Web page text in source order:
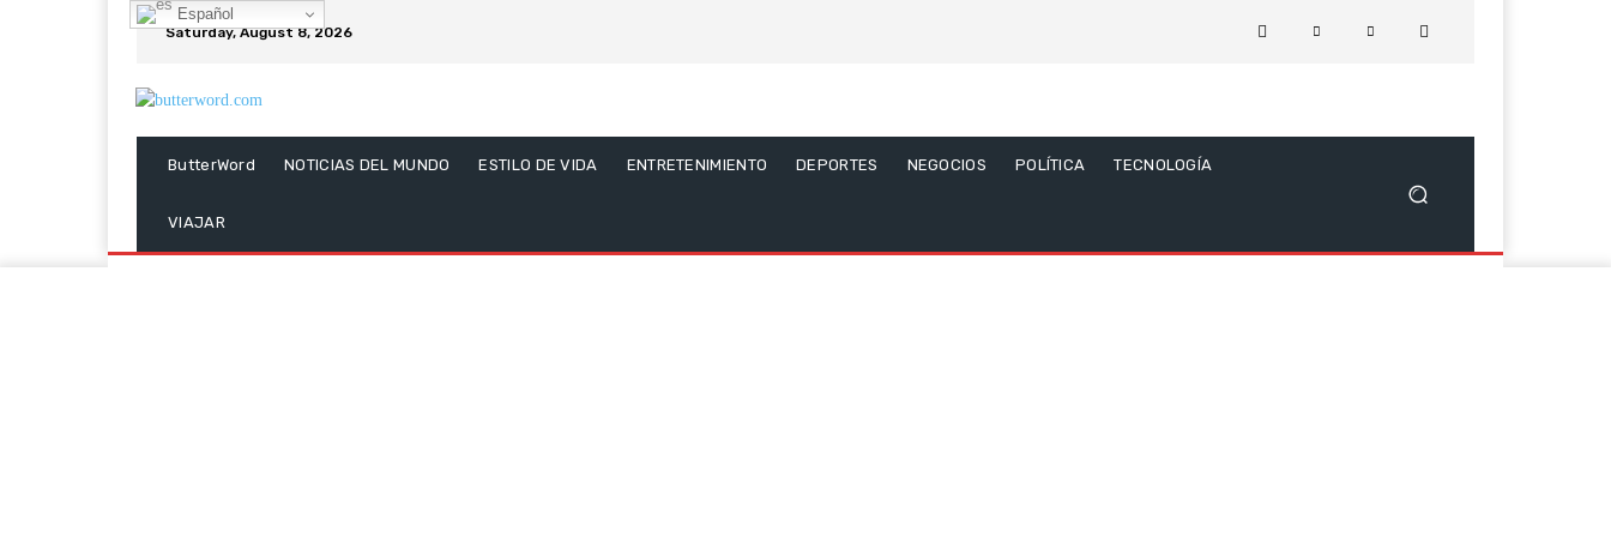
Saturday, August 8, 2026
ButterWord NOTICIAS DEL MUNDO ESTILO DE VIDA ENTRETENIMIENTO DEPORTES NEGOCIOS POLÍTICA TECNOLOGÍA
VIAJAR
Español